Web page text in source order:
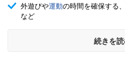
外遊びや運動の時間を確保する、
など
続きを